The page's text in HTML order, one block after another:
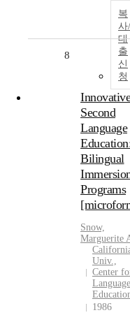
복
사/
대
출
신
청
8
Innovative
Second
Language
Bilingual
Programs
Snow,
Marguerite
Univ.,
Center
Language
1986